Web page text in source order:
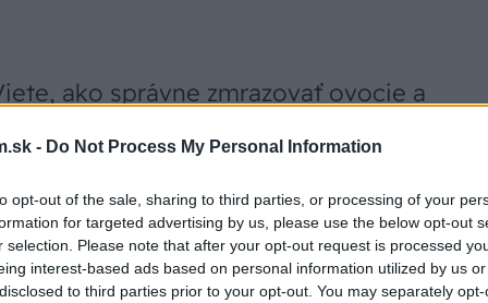
- Do Not Process My Personal Information
opt-out of the sale, sharing to third parties, or processing of your
for targeted advertising by us, please use the below opt-out
selection. Please note that after your opt-out request is processed
interest-based ads based on personal information utilized by us
to third parties prior to your opt-out. You may separately
ako správne zmrazovať ovocie a
konzervovania. Správne zmrazené ovocie a zelenina
pevné, pružné, uchovávajú si tvar, chuť, farbu,
obsah vitamínu C a nutričnú hodnotu aj 1 rok –
do novej úrody.
októbra 2015